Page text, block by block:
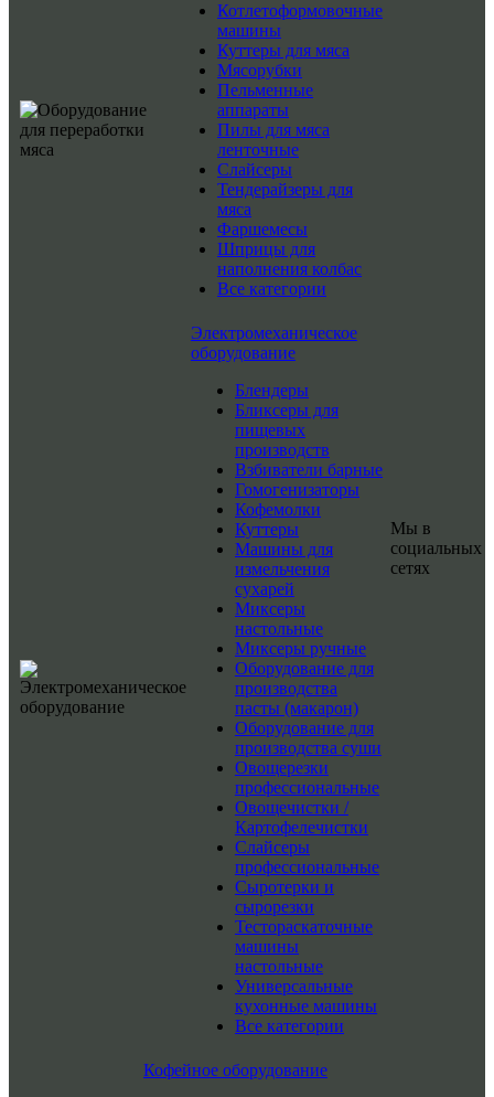
Котлетоформовочные
машины
Куттеры для мяса
Мясорубки
Пельменные
аппараты
Пилы для мяса
ленточные
Слайсеры
Тендерайзеры для
мяса
Фаршемесы
Шприцы для
наполнения колбас
Все категории
Электромеханическое
оборудование
Блендеры
Бликсеры для
пищевых
производств
Взбиватели барные
Гомогенизаторы
Кофемолки
Куттеры
Машины для
измельчения
сухарей
Миксеры
настольные
Миксеры ручные
Оборудование для
производства
пасты (макарон)
Оборудование для
производства суши
Овощерезки
профессиональные
Овощечистки /
Картофелечистки
Слайсеры
профессиональные
Сыротерки и
сырорезки
Тестораскаточные
машины
настольные
Универсальные
кухонные машины
Все категории
Кофейное оборудование
Мы в
социальных
сетях